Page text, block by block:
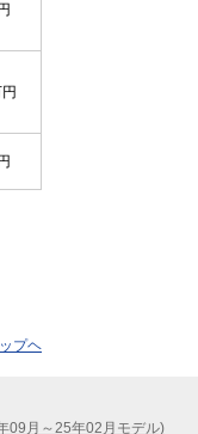
プヘ
09月～25年02月モデル)